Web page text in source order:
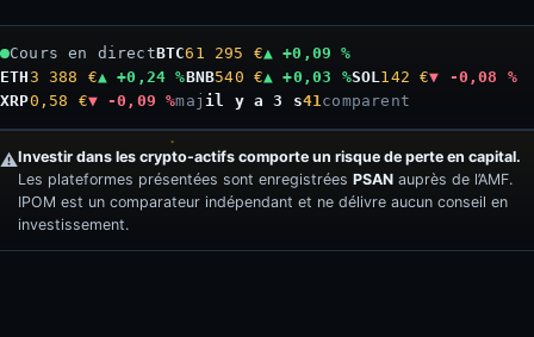
Cours en directBTC61 295 €▲ +0,09 %
ETH3 388 €▲ +0,24 %BNB540 €▲ +0,03 %SOL142 €▼ -0,08 %
XRP0,58 €▼ -0,09 %maj il y a 4 s41comparent
⚠️Investir dans les crypto-actifs comporte un risque de perte en capital.
Les plateformes présentées sont enregistrées PSAN auprès de l’AMF.
IPOM est un comparateur indépendant et ne délivre aucun conseil en
investissement.